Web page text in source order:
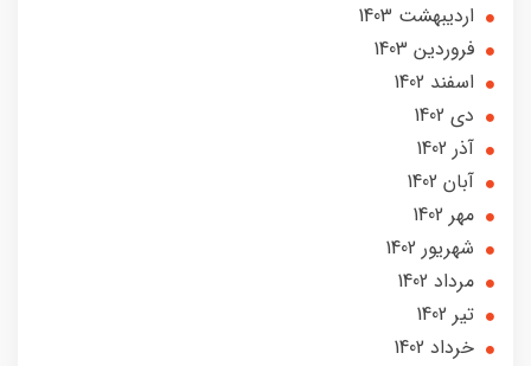
ارديبهشت 1403
فروردین 1403
اسفند 1402
دی 1402
آذر 1402
آبان 1402
مهر 1402
شهریور 1402
مرداد 1402
تير 1402
خرداد 1402